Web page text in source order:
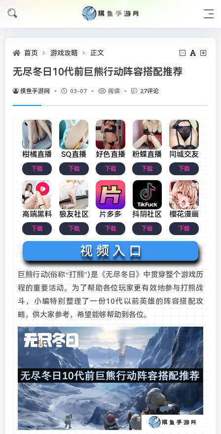
首页 游戏攻略 正文
无尽冬日10代前巨熊行动阵容搭配推荐
摸鱼手游网 03-07 阅读 27评论
柑橘直播
下载
SQ直播
下载
好色直播
下载
粉蝶直播
下载
同城交友
下载
高端黑料
下载
狼友社区
下载
片多多
下载
抖阴社区
下载
樱花漫画
下载
视 频 入 口
巨熊行动(俗称“打熊”)是《无尽冬日》中贯穿整个游戏历
程的重要活动。为了帮助各位玩家更有效地参与打熊战
斗，小编特别整理了一份10代以前英雄的阵容搭配攻
略，供大家参考，希望能够帮助到各位。